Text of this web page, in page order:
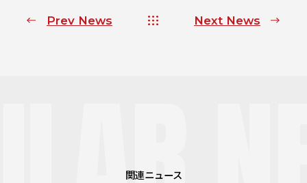
Prev News Next News
関連ニュース